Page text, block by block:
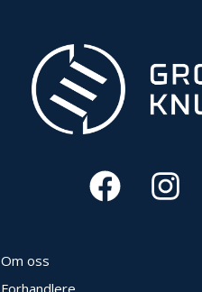
Om oss
Forhandlere